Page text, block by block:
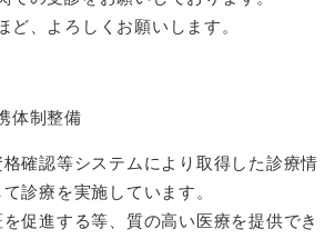
、よろしくお願いします。
体制整備
確認等システムにより取得した診療情
診療を実施しています。
促進する等、質の高い医療を提供でき